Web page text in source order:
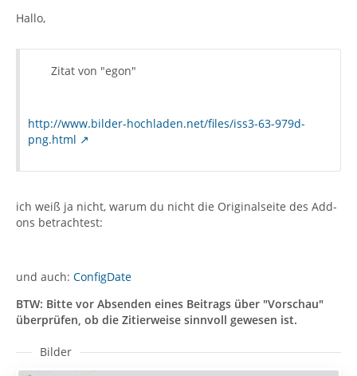
Hallo,
Zitat von "egon"
http://www.bilder-hochladen.net/files/iss3-63-979d-
png.html
ich weiß ja nicht, warum du nicht die Originalseite des Add-
ons betrachtest:
und auch: ConfigDate
BTW: Bitte vor Absenden eines Beitrags über "Vorschau"
überprüfen, ob die Zitierweise sinnvoll gewesen ist.
Bilder